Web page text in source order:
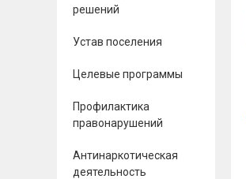
решений
Устав поселения
Целевые программы
Профилактика
правонарушений
Антинаркотическая
деятельность